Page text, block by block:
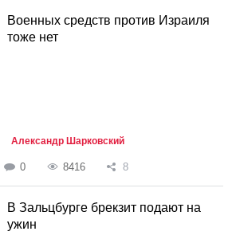
Военных средств против Израиля
тоже нет
Александр Шарковский
0 8416 8
В Зальцбурге брекзит подают на
ужин